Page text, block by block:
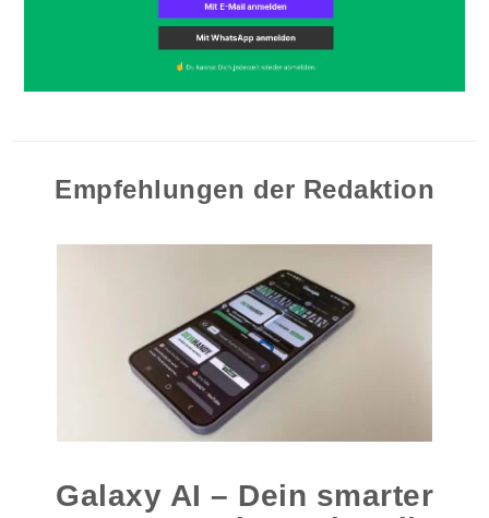
Empfehlungen der Redaktion
Galaxy AI – Dein smarter